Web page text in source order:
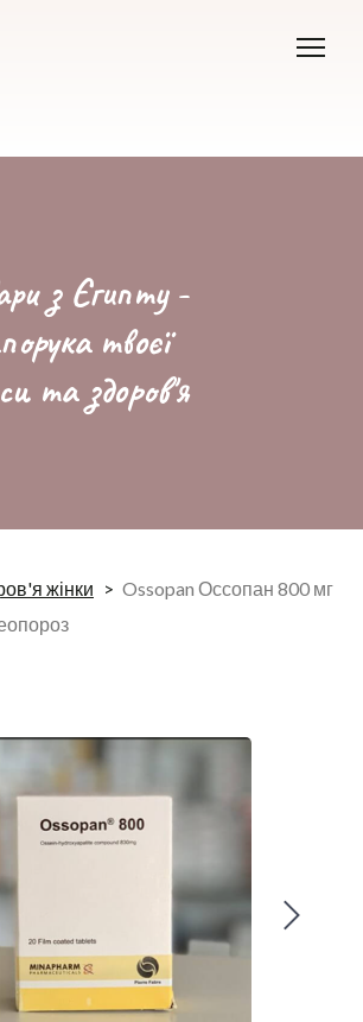
з Єгипту -
твоєї
та здоров'я
жінки
Ossopan Оссопан 800 мг